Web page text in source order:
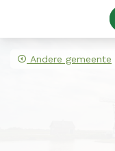
Andere gemeente